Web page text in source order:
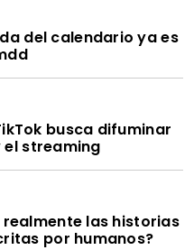
del calendario ya es
busca difuminar
el streaming
las historias
por humanos?